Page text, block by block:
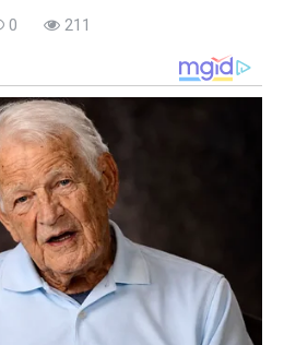
0 211